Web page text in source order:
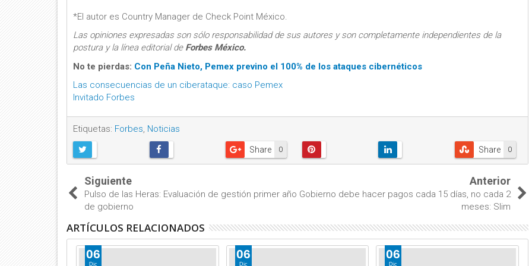
*El autor es Country Manager de Check Point México.
Las opiniones expresadas son sólo responsabilidad de sus autores y son completamente independientes de la
postura y la línea editorial de Forbes México.
No te pierdas: Con Peña Nieto, Pemex previno el 100% de los ataques cibernéticos
Las consecuencias de un ciberataque: caso Pemex
Invitado Forbes
Etiquetas: Forbes Noticias
0
Share 0
Share
Siguiente
Pulso de las Heras: Evaluación de gestión primer año
de gobierno
Anterior
Gobierno debe hacer pagos cada 15 días, no cada 2
meses: Slim
ARTÍCULOS RELACIONADOS
06
Dic
06
Dic
06
Dic